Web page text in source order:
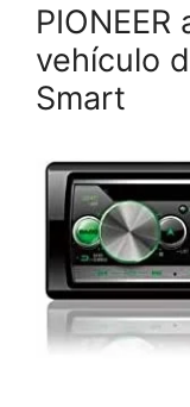
vehículo
Smart